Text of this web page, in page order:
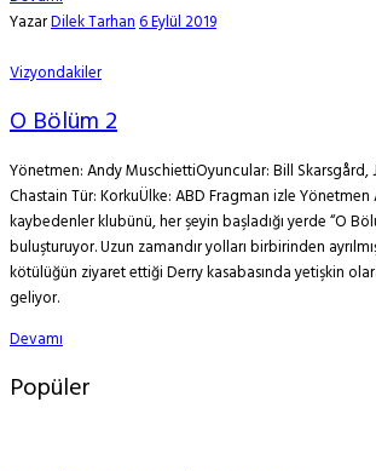
YazarDilek Tarhan6 Eylül 2019
Vizyondakiler
O Bölüm 2
Yönetmen: Andy MuschiettiOyuncular: Bill Skarsgård,
Chastain Tür: KorkuÜlke: ABD Fragman izle
kaybedenler klubünü, her şeyin başladığı yerde “O
buluşturuyor. Uzun zamandır yolları birbirinden
kötülüğün ziyaret ettiği Derry kasabasında yetişkin
geliyor.
Devamı
Popüler